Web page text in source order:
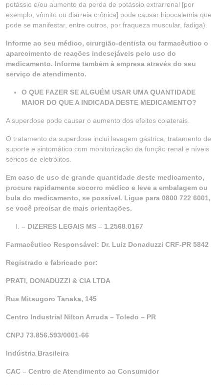
potássio e/ou aumento da perda de potássio extrarrenal [por
exemplo, vômito ou diarreia crônica] pode causar hipocalemia que
pode se manifestar, entre outros, por fraqueza muscular, fadiga).
Informe ao seu médico, cirurgião-dentista ou farmacêutico o
aparecimento de reações indesejáveis pelo uso do
medicamento. Informe também à empresa através do seu
serviço de atendimento.
O QUE FAZER SE ALGUÉM USAR UMA QUANTIDADE
MAIOR DO QUE A INDICADA DESTE MEDICAMENTO?
A superdose pode causar o aumento dos efeitos colaterais.
O tratamento da superdose inclui lavagem gástrica, tratamento de
suporte e sintomático com monitorização da função renal e níveis
séricos de eletrólitos.
Em caso de uso de grande quantidade deste medicamento,
procure rapidamente socorro médico e leve a embalagem ou
bula do medicamento, se possível. Ligue para 0800 722 6001,
se você precisar de mais orientações.
– DIZERES LEGAIS MS – 1.2568.0167
Farmacêutico Responsável: Dr. Luiz Donaduzzi CRF-PR 5842
Registrado e fabricado por:
PRATI, DONADUZZI & CIA LTDA
Rua Mitsugoro Tanaka, 145
Centro Industrial Nilton Arruda – Toledo – PR
CNPJ 73.856.593/0001-66
Indústria Brasileira
CAC – Centro de Atendimento ao Consumidor